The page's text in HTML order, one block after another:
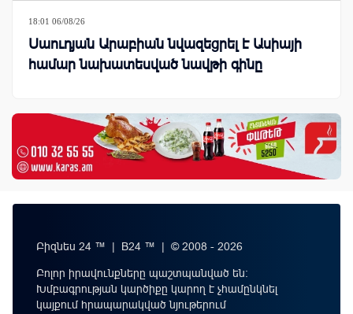
18:01 06/08/26
Սաուդյան Արաբիան նվազեցրել է Ասիայի
համար նախատեսված նավթի գինը
Բիզնես 24 ™ | B24 ™ | © 2008 - 2026
Բոլոր իրավունքները պաշտպանված են:
Խմբագրության կարծիքը կարող է չհամընկնել
կայքում հրապարակված նյութերում